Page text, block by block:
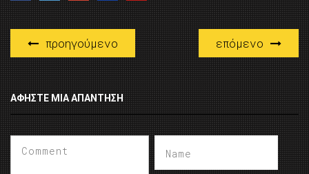
προηγούμενο επόμενο
ΑΦΉΣΤΕ ΜΙΑ ΑΠΆΝΤΗΣΗ